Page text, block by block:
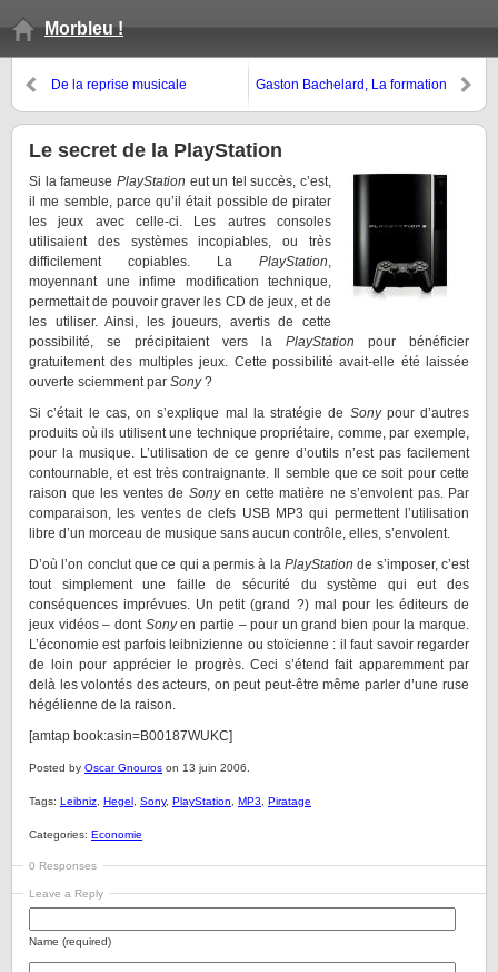
Morbleu !
De la reprise musicale
Gaston Bachelard, La formation
Le secret de la PlayStation
Si la fameuse PlayStation eut un tel succès, c’est,
il me semble, parce qu’il était possible de pirater
les jeux avec celle-ci. Les autres consoles
utilisaient des systèmes incopiables, ou très
difficilement copiables. La PlayStation,
moyennant une infime modification technique,
permettait de pouvoir graver les CD de jeux, et de
les utiliser. Ainsi, les joueurs, avertis de cette
possibilité, se précipitaient vers la PlayStation pour bénéficier
gratuitement des multiples jeux. Cette possibilité avait-elle été laissée
ouverte sciemment par Sony?
Si c’était le cas, on s’explique mal la stratégie de Sonypour d’autres
produits où ils utilisent une technique propriétaire, comme, par exemple,
pour la musique. L’utilisation de ce genre d’outils n’est pas facilement
contournable, et est très contraignante. Il semble que ce soit pour cette
raison que les ventes de Sonyen cette matière ne s’envolent pas. Par
comparaison, les ventes de clefs USB MP3 qui permettent l’utilisation
libre d’un morceau de musique sans aucun contrôle, elles, s’envolent.
D’où l’on conclut que ce qui a permis à laPlayStation de s’imposer, c’est
tout simplement une faille de sécurité du système qui eut des
conséquences imprévues. Un petit (grand ?) mal pour les éditeurs de
jeux vidéos – dont Sonyen partie – pour un grand bien pour la marque.
L’économie est parfois leibnizienne ou stoïcienne : il faut savoir regarder
de loin pour apprécier le progrès. Ceci s’étend fait apparemment par
delà les volontés des acteurs, on peut peut-être même parler d’une ruse
hégélienne de la raison.
[amtap book:asin=B00187WUKC]
Posted by Oscar Gnouros on 13 juin 2006.
Tags: Leibniz Hegel Sony, PlayStation MP3 Piratage
Categories: Economie
0 Responses
Leave a Reply
Name (required)